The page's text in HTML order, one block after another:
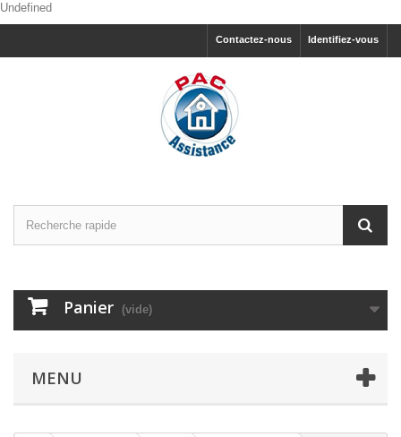
Undefined
Identifiez-vous
Contactez-nous
Panier (vide)
MENU